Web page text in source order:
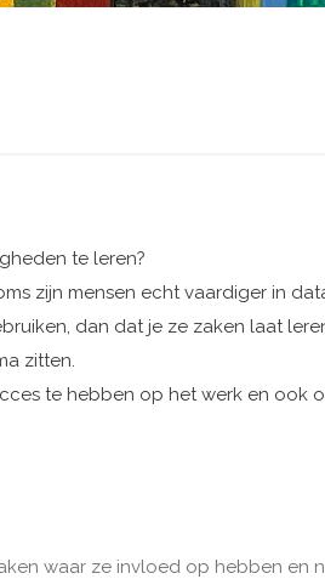
te leren?
zijn mensen echt vaardiger in
dan dat je ze zaken laat
zitten.
te hebben op het werk en ook
waar ze invloed op hebben en